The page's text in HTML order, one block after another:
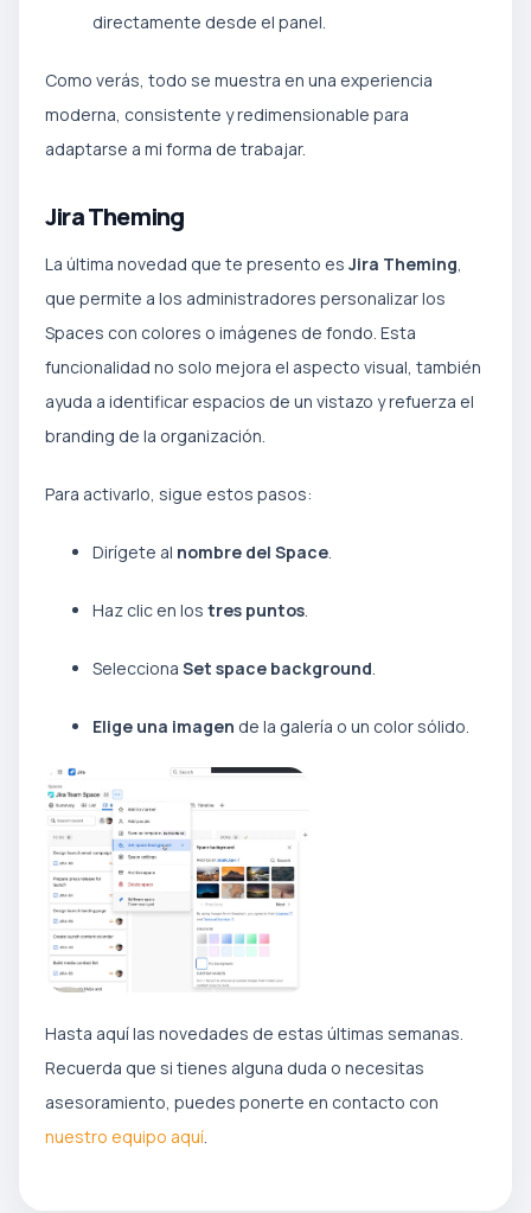
directamente desde el panel.
Como verás, todo se muestra en una experiencia
moderna, consistente y redimensionable para
adaptarse a mi forma de trabajar.
Jira Theming
La última novedad que te presento es Jira Theming
que permite a los administradores personalizar los
Spaces con colores o imágenes de fondo. Esta
funcionalidad no solo mejora el aspecto visual, también
ayuda a identificar espacios de un vistazo y refuerza el
branding de la organización.
Para activarlo, sigue estos pasos:
Dirígete al nombre del Space
Haz clic en los tres puntos
Selecciona Set space background
Elige una imagen de la galería o un color sólido.
Hasta aquí las novedades de estas últimas semanas.
Recuerda que si tienes alguna duda o necesitas
asesoramiento, puedes ponerte en contacto con
nuestro equipo aquí.